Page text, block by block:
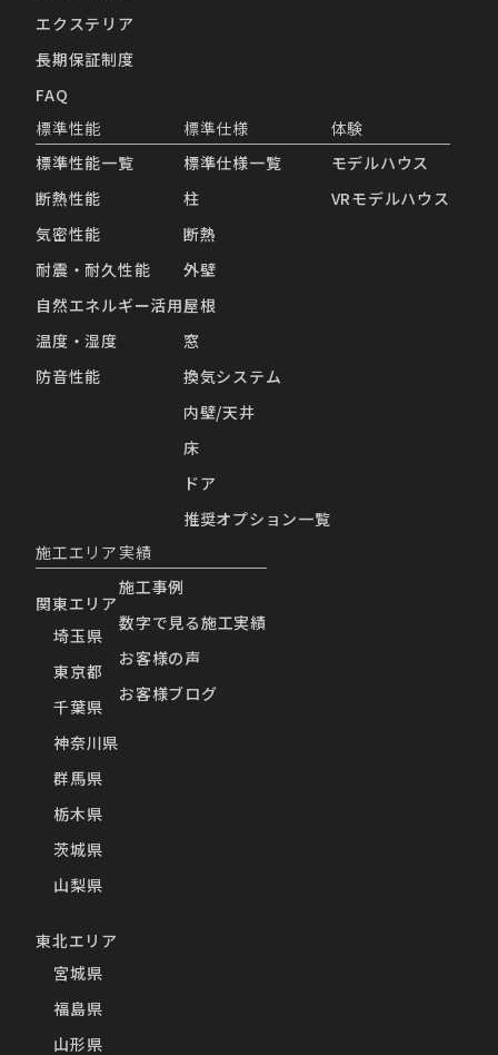
エクステリア
長期保証制度
FAQ
標準性能
標準性能一覧
断熱性能
気密性能
耐震・耐久性能
自然エネルギー活用
温度・湿度
防音性能
標準仕様
標準仕様一覧
柱
断熱
外壁
屋根
窓
換気システム
内壁/天井
床
ドア
推奨オプション一覧
体験
モデルハウス
VRモデルハウス
施工エリア
関東エリア
埼玉県
東京都
千葉県
神奈川県
群馬県
栃木県
茨城県
山梨県
東北エリア
宮城県
福島県
山形県
実績
施工事例
数字で見る施工実績
お客様の声
お客様ブログ